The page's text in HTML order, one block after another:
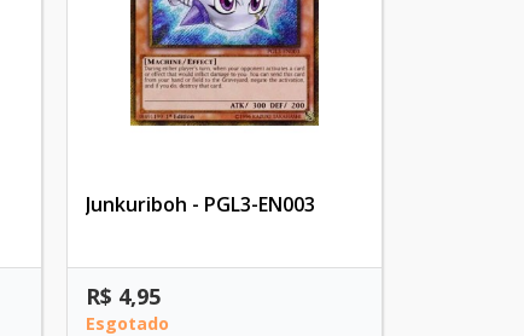
Junkuriboh - PGL3-EN003
R$ 4,95
Esgotado